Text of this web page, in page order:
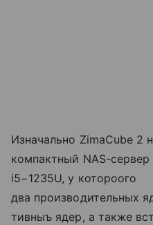
Изначально ZimaCube 2
компактный NAS-
i5−1235U, у котороого
два производительных
тивныъ ядер, а также